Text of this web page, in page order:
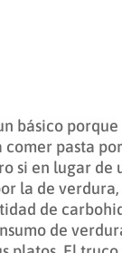
básico porque
comer pasta
si en lugar de
la de verdura,
de
de